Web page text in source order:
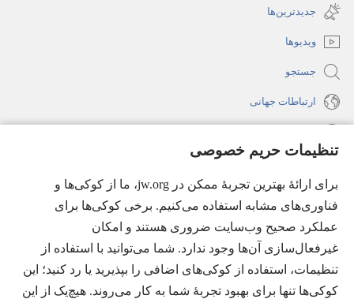
تنظیمات حریم خصوصی
برای ارائهٔ بهترین تجربهٔ ممکن در jw.org، ما از کوکی‌ها و
فناوری‌های مشابه استفاده می‌کنیم. برخی کوکی‌ها برای
عملکرد صحیح وب‌سایت ضروری هستند و امکان
غیرفعال‌سازی آن‌ها وجود ندارد. شما می‌توانید با استفاده از
تنظیمات، استفاده از کوکی‌های اضافی را بپذیرید یا رد کنید؛ این
کوکی‌ها تنها برای بهبود تجربهٔ شما به کار می‌روند. هیچ‌یک از این
می‌شود)
جدید
باز
می‌شود)
جدیدترین‌ها
ویدیوها
جستجو
ارتباطات جهانی
(پنجره‌ای
جدید
می‌شود)
کتابخانهٔ آنلاین نشریات شاهدان یَهُوَه
(پنجره‌ای
جدید
می‌شود)
JW Hub
®
(پنجره‌ای
®
JW Library